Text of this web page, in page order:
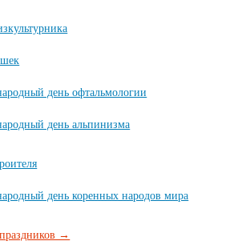
день офтальмологии
день альпинизма
день коренных народов мира
→